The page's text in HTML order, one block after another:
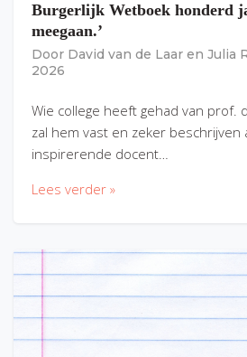
Burgerlijk Wetboek honderd
meegaan.’
Door David van de Laar en Julia
2026
Wie college heeft gehad van prof.
zal hem vast en zeker beschrijven
inspirerende docent…
Lees verder »